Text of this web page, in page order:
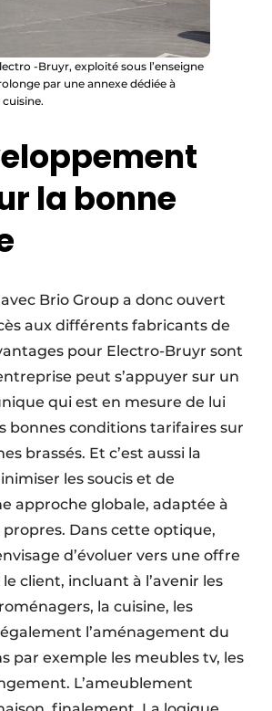
-Bruyr, exploité sous l’enseigne
par une annexe dédiée à
cuisine.
la bonne
Brio Group a donc ouvert
aux différents fabricants de
pour Electro-Bruyr sont
peut s’appuyer sur un
qui est en mesure de lui
bonnes conditions tarifaires sur
brassés. Et c’est aussi la
les soucis et de
approche globale, adaptée à
propres. Dans cette optique,
d’évoluer vers une offre
client, incluant à l’avenir les
la cuisine, les
l’aménagement du
par exemple les meubles tv, les
L’ameublement